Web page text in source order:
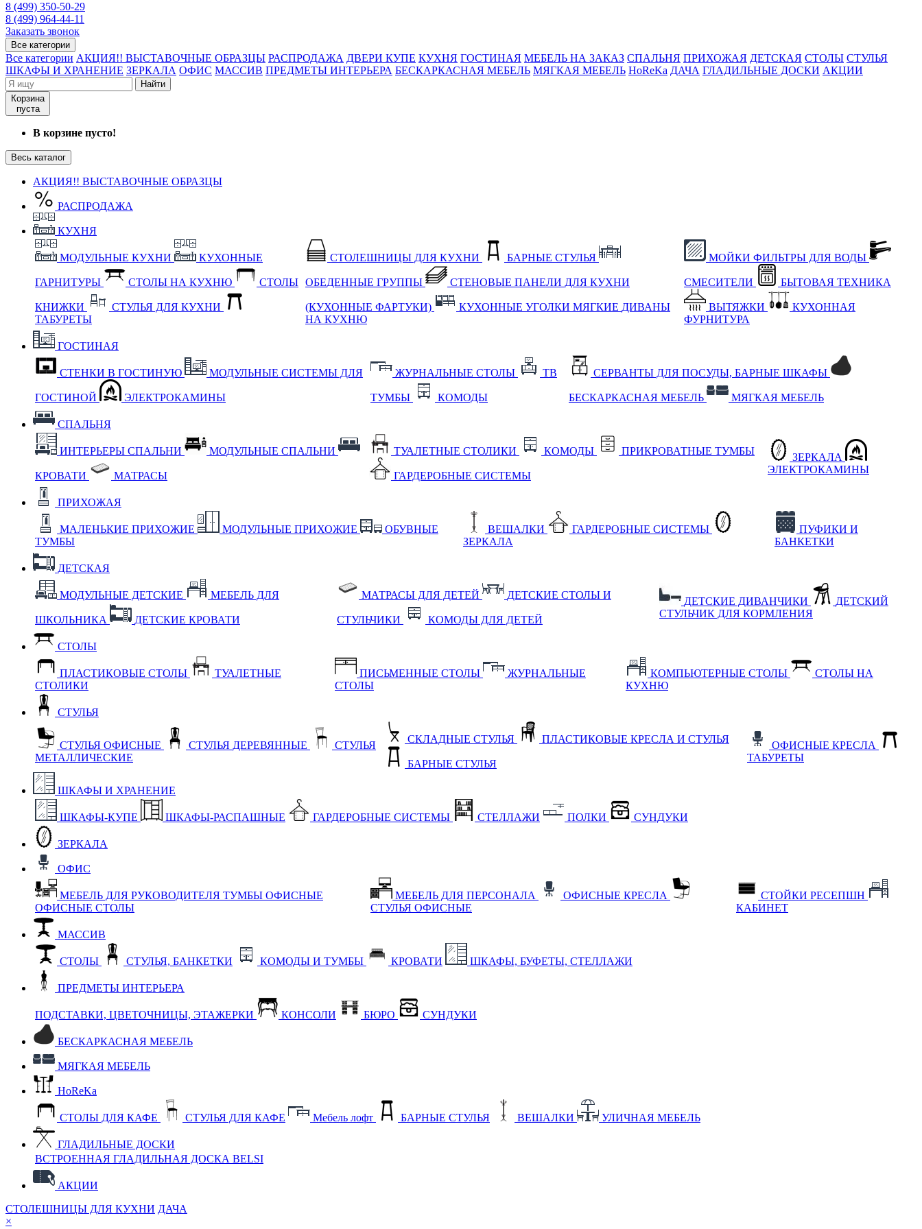
8 (499) 350-50-29
8 (499) 964-44-11
Заказать звонок
Все категории
Все категории АКЦИЯ!! ВЫСТАВОЧНЫЕ ОБРАЗЦЫ РАСПРОДАЖА ДВЕРИ КУПЕ КУХНЯ ГОСТИНАЯ МЕБЕЛЬ НА ЗАКАЗ СПАЛЬНЯ ПРИХОЖАЯ ДЕТСКАЯ СТОЛЫ СТУЛЬЯ
ШКАФЫ И ХРАНЕНИЕ ЗЕРКАЛА ОФИС МАССИВ ПРЕДМЕТЫ ИНТЕРЬЕРА БЕСКАРКАСНАЯ МЕБЕЛЬ МЯГКАЯ МЕБЕЛЬ HoReKa ДАЧА ГЛАДИЛЬНЫЕ ДОСКИ АКЦИИ
Найти
Корзина
пуста
В корзине пусто!
Весь каталог
АКЦИЯ!! ВЫСТАВОЧНЫЕ ОБРАЗЦЫ
РАСПРОДАЖА
КУХНЯ
МОДУЛЬНЫЕ КУХНИ КУХОННЫЕ
ГАРНИТУРЫ СТОЛЫ НА КУХНЮ СТОЛЫ
КНИЖКИ
СТУЛЬЯ ДЛЯ КУХНИ
ТАБУРЕТЫ
СТОЛЕШНИЦЫ ДЛЯ КУХНИ БАРНЫЕ СТУЛЬЯ
ОБЕДЕННЫЕ ГРУППЫ СТЕНОВЫЕ ПАНЕЛИ ДЛЯ КУХНИ
(КУХОННЫЕ ФАРТУКИ) КУХОННЫЕ УГОЛКИ МЯГКИЕ ДИВАНЫ
НА КУХНЮ
МОЙКИ ФИЛЬТРЫ ДЛЯ ВОДЫ
СМЕСИТЕЛИ БЫТОВАЯ ТЕХНИКА
ВЫТЯЖКИ
КУХОННАЯ
ФУРНИТУРА
ГОСТИНАЯ
СТЕНКИ В ГОСТИНУЮ МОДУЛЬНЫЕ СИСТЕМЫ ДЛЯ
ГОСТИНОЙ ЭЛЕКТРОКАМИНЫ
ЖУРНАЛЬНЫЕ СТОЛЫ ТВ
ТУМБЫ КОМОДЫ
СЕРВАНТЫ ДЛЯ ПОСУДЫ, БАРНЫЕ ШКАФЫ
БЕСКАРКАСНАЯ МЕБЕЛЬ МЯГКАЯ МЕБЕЛЬ
СПАЛЬНЯ
ИНТЕРЬЕРЫ СПАЛЬНИ МОДУЛЬНЫЕ СПАЛЬНИ
КРОВАТИ МАТРАСЫ
ТУАЛЕТНЫЕ СТОЛИКИ КОМОДЫ ПРИКРОВАТНЫЕ ТУМБЫ
ГАРДЕРОБНЫЕ СИСТЕМЫ
ЗЕРКАЛА
ЭЛЕКТРОКАМИНЫ
ПРИХОЖАЯ
МАЛЕНЬКИЕ ПРИХОЖИЕ МОДУЛЬНЫЕ ПРИХОЖИЕ
ОБУВНЫЕ
ТУМБЫ
ВЕШАЛКИ
ГАРДЕРОБНЫЕ СИСТЕМЫ
ЗЕРКАЛА
ПУФИКИ И
БАНКЕТКИ
ДЕТСКАЯ
МОДУЛЬНЫЕ ДЕТСКИЕ МЕБЕЛЬ ДЛЯ
ШКОЛЬНИКА ДЕТСКИЕ КРОВАТИ
МАТРАСЫ ДЛЯ ДЕТЕЙ ДЕТСКИЕ СТОЛЫ И
СТУЛЬЧИКИ КОМОДЫ ДЛЯ ДЕТЕЙ
ДЕТСКИЕ ДИВАНЧИКИ
ДЕТСКИЙ
СТУЛЬЧИК ДЛЯ КОРМЛЕНИЯ
СТОЛЫ
ПЛАСТИКОВЫЕ СТОЛЫ
ТУАЛЕТНЫЕ
СТОЛИКИ
ПИСЬМЕННЫЕ СТОЛЫ
ЖУРНАЛЬНЫЕ
СТОЛЫ
КОМПЬЮТЕРНЫЕ СТОЛЫ
СТОЛЫ НА
КУХНЮ
СТУЛЬЯ
СТУЛЬЯ ОФИСНЫЕ СТУЛЬЯ ДЕРЕВЯННЫЕ
СТУЛЬЯ
МЕТАЛЛИЧЕСКИЕ
СКЛАДНЫЕ СТУЛЬЯ ПЛАСТИКОВЫЕ КРЕСЛА И СТУЛЬЯ
БАРНЫЕ СТУЛЬЯ
ОФИСНЫЕ КРЕСЛА
ТАБУРЕТЫ
ШКАФЫ И ХРАНЕНИЕ
ШКАФЫ-КУПЕ ШКАФЫ-РАСПАШНЫЕ ГАРДЕРОБНЫЕ СИСТЕМЫ СТЕЛЛАЖИ ПОЛКИ СУНДУКИ
ЗЕРКАЛА
ОФИС
МЕБЕЛЬ ДЛЯ РУКОВОДИТЕЛЯ ТУМБЫ ОФИСНЫЕ
ОФИСНЫЕ СТОЛЫ
МЕБЕЛЬ ДЛЯ ПЕРСОНАЛА
ОФИСНЫЕ КРЕСЛА
СТУЛЬЯ ОФИСНЫЕ
СТОЙКИ РЕСЕПШН
КАБИНЕТ
МАССИВ
СТОЛЫ СТУЛЬЯ, БАНКЕТКИ КОМОДЫ И ТУМБЫ КРОВАТИ ШКАФЫ, БУФЕТЫ, СТЕЛЛАЖИ
ПРЕДМЕТЫ ИНТЕРЬЕРА
ПОДСТАВКИ, ЦВЕТОЧНИЦЫ, ЭТАЖЕРКИ КОНСОЛИ БЮРО СУНДУКИ
БЕСКАРКАСНАЯ МЕБЕЛЬ
МЯГКАЯ МЕБЕЛЬ
HoReKa
СТОЛЫ ДЛЯ КАФЕ СТУЛЬЯ ДЛЯ КАФЕ Мебель лофт БАРНЫЕ СТУЛЬЯ ВЕШАЛКИ УЛИЧНАЯ МЕБЕЛЬ
ГЛАДИЛЬНЫЕ ДОСКИ
ВСТРОЕННАЯ ГЛАДИЛЬНАЯ ДОСКА BELSI
АКЦИИ
СТОЛЕШНИЦЫ ДЛЯ КУХНИ ДАЧА
×